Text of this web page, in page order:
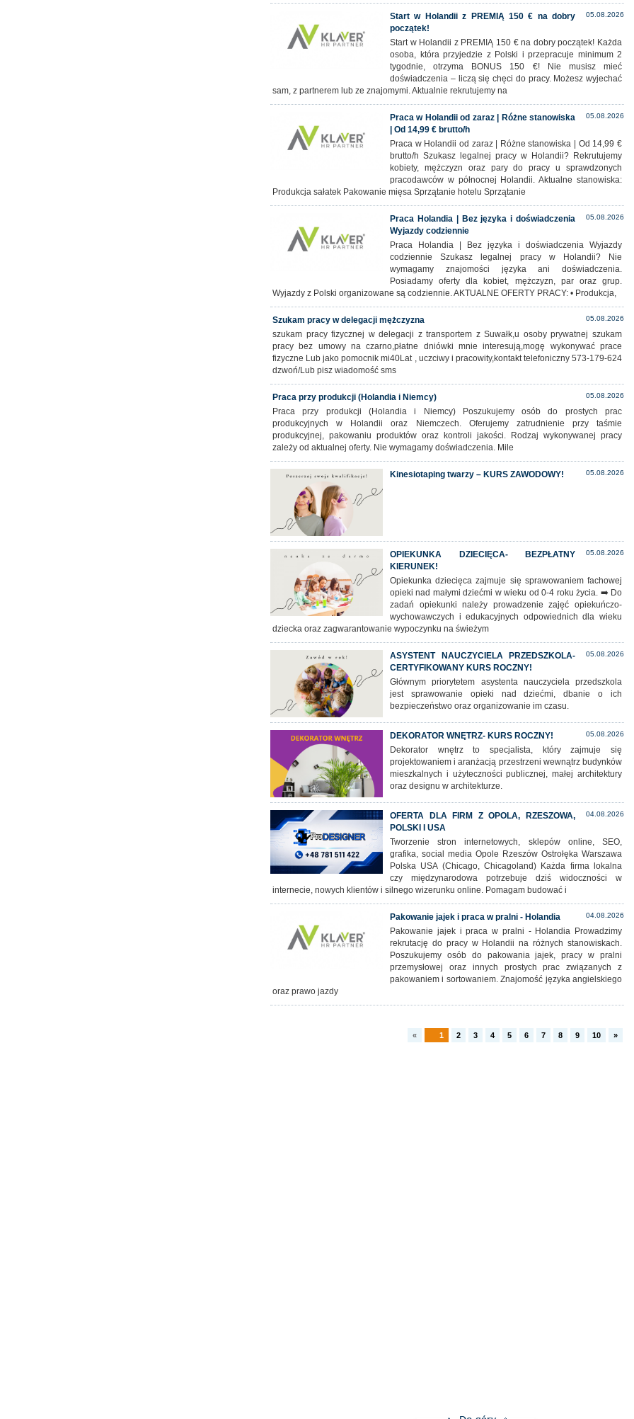
05.08.2026
Start w Holandii z PREMIĄ 150 € na dobry
początek!
Start w Holandii z PREMIĄ 150 € na dobry początek! Każda
osoba, która przyjedzie z Polski i przepracuje minimum 2
tygodnie, otrzyma BONUS 150 €! Nie musisz mieć
doświadczenia – liczą się chęci do pracy. Możesz wyjechać
sam, z partnerem lub ze znajomymi. Aktualnie rekrutujemy na
05.08.2026
Praca w Holandii od zaraz | Różne stanowiska
| Od 14,99 € brutto/h
Praca w Holandii od zaraz | Różne stanowiska | Od 14,99 €
brutto/h Szukasz legalnej pracy w Holandii? Rekrutujemy
kobiety, mężczyzn oraz pary do pracy u sprawdzonych
pracodawców w północnej Holandii. Aktualne stanowiska:
Produkcja sałatek Pakowanie mięsa Sprzątanie hotelu Sprzątanie
05.08.2026
Praca Holandia | Bez języka i doświadczenia
Wyjazdy codziennie
Praca Holandia | Bez języka i doświadczenia Wyjazdy
codziennie Szukasz legalnej pracy w Holandii? Nie
wymagamy znajomości języka ani doświadczenia.
Posiadamy oferty dla kobiet, mężczyzn, par oraz grup.
Wyjazdy z Polski organizowane są codziennie. AKTUALNE OFERTY PRACY: • Produkcja,
05.08.2026
Szukam pracy w delegacji mężczyzna
szukam pracy fizycznej w delegacji z transportem z Suwałk,u osoby prywatnej szukam
pracy bez umowy na czarno,płatne dniówki mnie interesują,mogę wykonywać prace
fizyczne Lub jako pomocnik mi40Lat , uczciwy i pracowity,kontakt telefoniczny 573-179-624
dzwoń/Lub pisz wiadomość sms
05.08.2026
Praca przy produkcji (Holandia i Niemcy)
Praca przy produkcji (Holandia i Niemcy) Poszukujemy osób do prostych prac
produkcyjnych w Holandii oraz Niemczech. Oferujemy zatrudnienie przy taśmie
produkcyjnej, pakowaniu produktów oraz kontroli jakości. Rodzaj wykonywanej pracy
zależy od aktualnej oferty. Nie wymagamy doświadczenia. Mile
05.08.2026
Kinesiotaping twarzy – KURS ZAWODOWY!
05.08.2026
OPIEKUNKA DZIECIĘCA- BEZPŁATNY
KIERUNEK!
Opiekunka dziecięca zajmuje się sprawowaniem fachowej
opieki nad małymi dziećmi w wieku od 0-4 roku życia. ➡️ Do
zadań opiekunki należy prowadzenie zajęć opiekuńczo-
wychowawczych i edukacyjnych odpowiednich dla wieku
dziecka oraz zagwarantowanie wypoczynku na świeżym
05.08.2026
ASYSTENT NAUCZYCIELA PRZEDSZKOLA-
CERTYFIKOWANY KURS ROCZNY!
Głównym priorytetem asystenta nauczyciela przedszkola
jest sprawowanie opieki nad dziećmi, dbanie o ich
bezpieczeństwo oraz organizowanie im czasu.
05.08.2026
DEKORATOR WNĘTRZ- KURS ROCZNY!
Dekorator wnętrz to specjalista, który zajmuje się
projektowaniem i aranżacją przestrzeni wewnątrz budynków
mieszkalnych i użyteczności publicznej, małej architektury
oraz designu w architekturze.
04.08.2026
OFERTA DLA FIRM Z OPOLA, RZESZOWA,
POLSKI I USA
Tworzenie stron internetowych, sklepów online, SEO,
grafika, social media Opole Rzeszów Ostrołęka Warszawa
Polska USA (Chicago, Chicagoland) Każda firma lokalna
czy międzynarodowa potrzebuje dziś widoczności w
internecie, nowych klientów i silnego wizerunku online. Pomagam budować i
04.08.2026
Pakowanie jajek i praca w pralni - Holandia
Pakowanie jajek i praca w pralni - Holandia Prowadzimy
rekrutację do pracy w Holandii na różnych stanowiskach.
Poszukujemy osób do pakowania jajek, pracy w pralni
przemysłowej oraz innych prostych prac związanych z
pakowaniem i sortowaniem. Znajomość języka angielskiego
oraz prawo jazdy
« 1 2 3 4 5 6 7 8 9 10 »